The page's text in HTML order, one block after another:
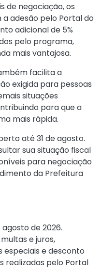
de negociação, os
adesão pelo Portal do
adicional de 5%
pelo programa,
mais vantajosa.
facilita a
exigida para pessoas
situações
para que a
mais rápida.
até 31 de agosto.
sua situação fiscal
para negociação
da Prefeitura
de 2026.
e juros,
e desconto
realizadas pelo Portal